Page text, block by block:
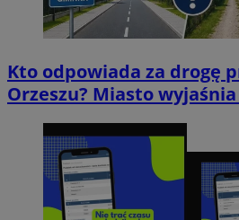
Kto odpowiada za drogę
Orzeszu? Miasto